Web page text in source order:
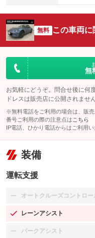
無料 この車両
無
お気軽にどうぞ。問合せ後に何
ドレスは販売店に公開されません
※無料電話をご利用の場合は、販
番号ご利用の際の注意点は こちら
IP電話、ひかり電話からはご利用い
装備
運転支援
オートクルーズコントロー
：装備なし
レーンアシスト
：装備あり
パークアシスト
：装備なし